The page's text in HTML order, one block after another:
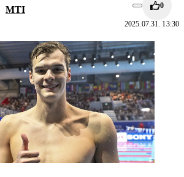
MTI 0
2025.07.31. 13:30